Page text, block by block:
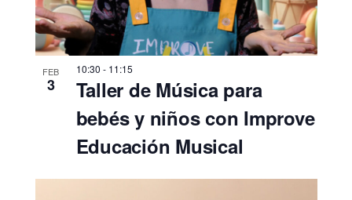
FEB
3
10:30 - 11:15
Taller de Música para
bebés y niños con Improve
Educación Musical